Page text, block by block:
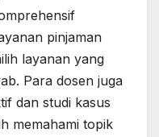
pinjaman
layanan yang
Para dosen juga
dan studi kasus
memahami topik